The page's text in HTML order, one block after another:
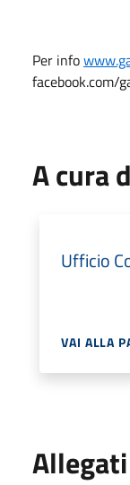
Per info
facebook.com/
A cura
Ufficio
VAI ALLA
Allegati